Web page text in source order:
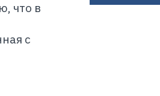
что в
с